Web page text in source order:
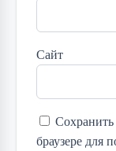
Сайт
Сохранить
браузере для